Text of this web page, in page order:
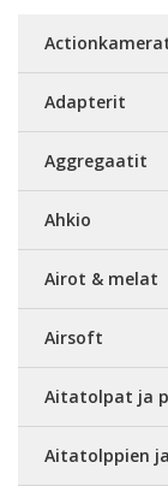
Adapterit
Aggregaatit
Ahkio
Airot & melat
Airsoft
Aitatolpat ja
Aitatolppien